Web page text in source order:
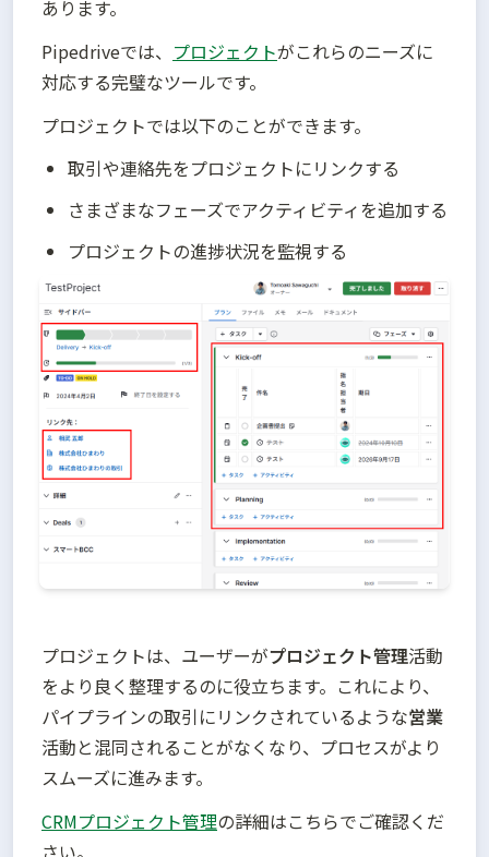
あります。
Pipedriveでは、 プロジェクトがこれらのニーズに
対応する完璧なツールです。
プロジェクトでは以下のことができます。
取引や連絡先をプロジェクトにリンクする
さまざまなフェーズでアクティビティを追加する
プロジェクトの進捗状況を監視する
プロジェクトは、ユーザーがプロジェクト管理活動
をより良く整理するのに役立ちます。これにより、
パイプラインの取引にリンクされているような営業
活動と混同されることがなくなり、プロセスがより
スムーズに進みます。
CRMプロジェクト管理の詳細はこちらでご確認くだ
さい。